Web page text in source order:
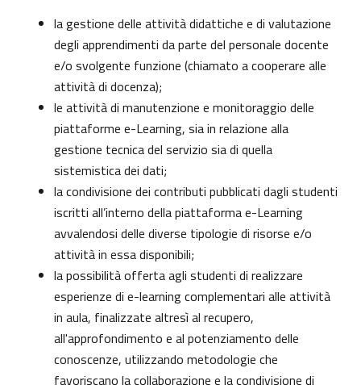
la gestione delle attività didattiche e di valutazione
degli apprendimenti da parte del personale docente
e/o svolgente funzione (chiamato a cooperare alle
attività di docenza);
le attività di manutenzione e monitoraggio delle
piattaforme e-Learning, sia in relazione alla
gestione tecnica del servizio sia di quella
sistemistica dei dati;
la condivisione dei contributi pubblicati dagli studenti
iscritti all’interno della piattaforma e-Learning
avvalendosi delle diverse tipologie di risorse e/o
attività in essa disponibili;
la possibilità offerta agli studenti di realizzare
esperienze di e-learning complementari alle attività
in aula, finalizzate altresì al recupero,
all'approfondimento e al potenziamento delle
conoscenze, utilizzando metodologie che
favoriscano la collaborazione e la condivisione di